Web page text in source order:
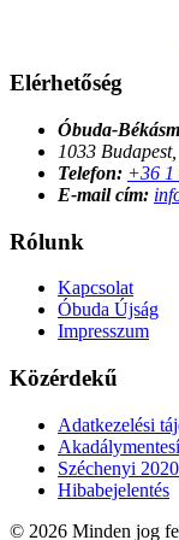
Elérhetőség
Óbuda-
1033
Telefon: +36 1
E-mail cím:
Rólunk
Kapcsolat
Óbuda Újság
Impresszum
Közérdekű
Adatkezelési
Széchenyi 2020
Hibabejelentés
© 2026 Minden jog